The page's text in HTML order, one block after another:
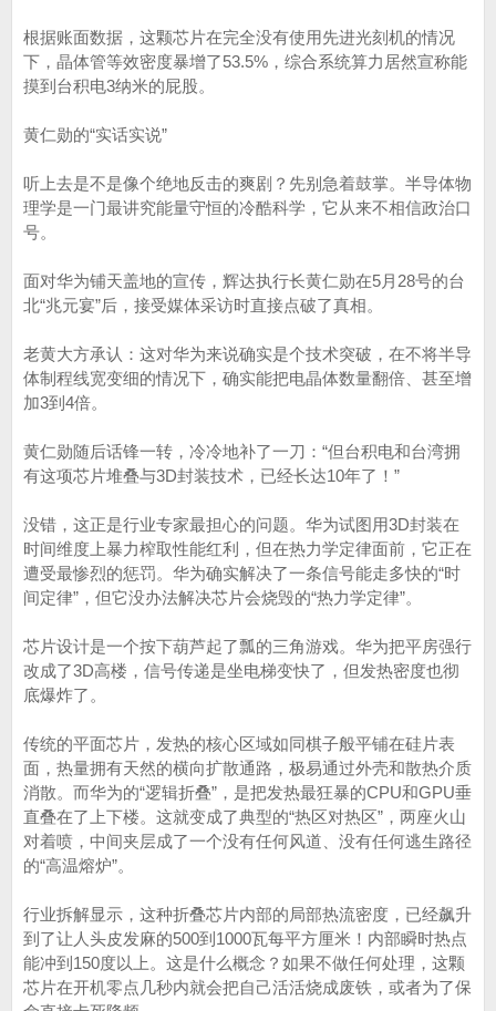
根据账面数据，这颗芯片在完全没有使用先进光刻机的情况
下，晶体管等效密度暴增了53.5%，综合系统算力居然宣称能
摸到台积电3纳米的屁股。
黄仁勋的“实话实说”
听上去是不是像个绝地反击的爽剧？先别急着鼓掌。半导体物
理学是一门最讲究能量守恒的冷酷科学，它从来不相信政治口
号。
面对华为铺天盖地的宣传，辉达执行长黄仁勋在5月28号的台
北“兆元宴”后，接受媒体采访时直接点破了真相。
老黄大方承认：这对华为来说确实是个技术突破，在不将半导
体制程线宽变细的情况下，确实能把电晶体数量翻倍、甚至增
加3到4倍。
黄仁勋随后话锋一转，冷冷地补了一刀：“但台积电和台湾拥
有这项芯片堆叠与3D封装技术，已经长达10年了！”
没错，这正是行业专家最担心的问题。华为试图用3D封装在
时间维度上暴力榨取性能红利，但在热力学定律面前，它正在
遭受最惨烈的惩罚。华为确实解决了一条信号能走多快的“时
间定律”，但它没办法解决芯片会烧毁的“热力学定律”。
芯片设计是一个按下葫芦起了瓢的三角游戏。华为把平房强行
改成了3D高楼，信号传递是坐电梯变快了，但发热密度也彻
底爆炸了。
传统的平面芯片，发热的核心区域如同棋子般平铺在硅片表
面，热量拥有天然的横向扩散通路，极易通过外壳和散热介质
消散。而华为的“逻辑折叠”，是把发热最狂暴的CPU和GPU垂
直叠在了上下楼。这就变成了典型的“热区对热区”，两座火山
对着喷，中间夹层成了一个没有任何风道、没有任何逃生路径
的“高温熔炉”。
行业拆解显示，这种折叠芯片内部的局部热流密度，已经飙升
到了让人头皮发麻的500到1000瓦每平方厘米！内部瞬时热点
能冲到150度以上。这是什么概念？如果不做任何处理，这颗
芯片在开机零点几秒内就会把自己活活烧成废铁，或者为了保